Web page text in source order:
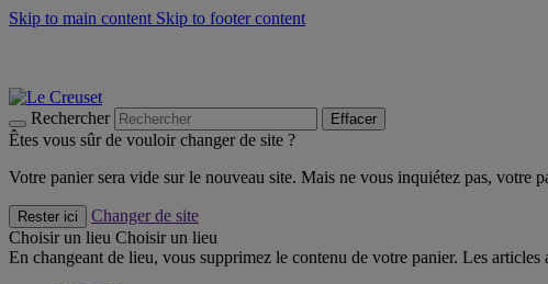
Skip to main content Skip to footer content
Rechercher Effacer
Êtes vous sûr de vouloir changer de site ?
Votre panier sera vide sur le nouveau site. Mais ne vous inquiétez pas, votre
Rester ici
Changer de site
Choisir un lieu Choisir un lieu
En changeant de lieu, vous supprimez le contenu de votre panier. Les